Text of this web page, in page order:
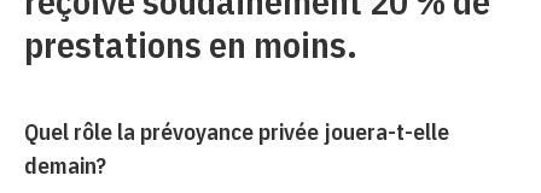
prestations en moins.
Quel rôle la prévoyance privée jouera-t-elle
demain?